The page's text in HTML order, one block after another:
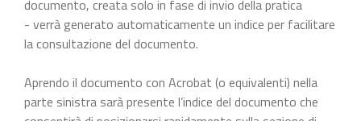
documento, creata solo in fase di invio della pratica
- verrà generato automaticamente un indice per facilitare
la consultazione del documento.
Aprendo il documento con Acrobat (o equivalenti) nella
parte sinistra sarà presente l’indice del documento che